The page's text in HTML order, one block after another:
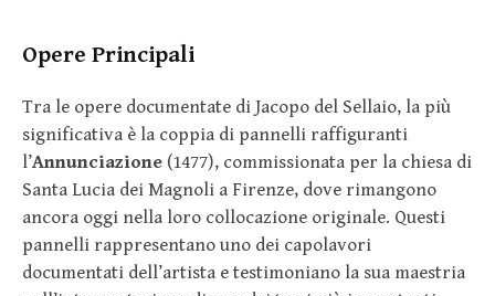
Opere Principali
Tra le opere documentate di Jacopo del Sellaio, la più
significativa è la coppia di pannelli raffiguranti
l’Annunciazione (1477), commissionata per la chiesa di
Santa Lucia dei Magnoli a Firenze, dove rimangono
ancora oggi nella loro collocazione originale. Questi
pannelli rappresentano uno dei capolavori
documentati dell’artista e testimoniano la sua maestria